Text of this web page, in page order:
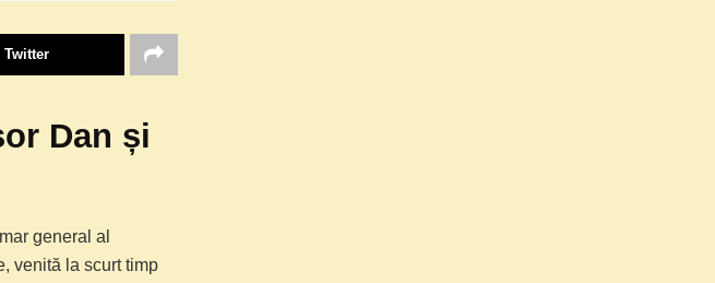
Twitter
Dan și
general al
venită la scurt timp